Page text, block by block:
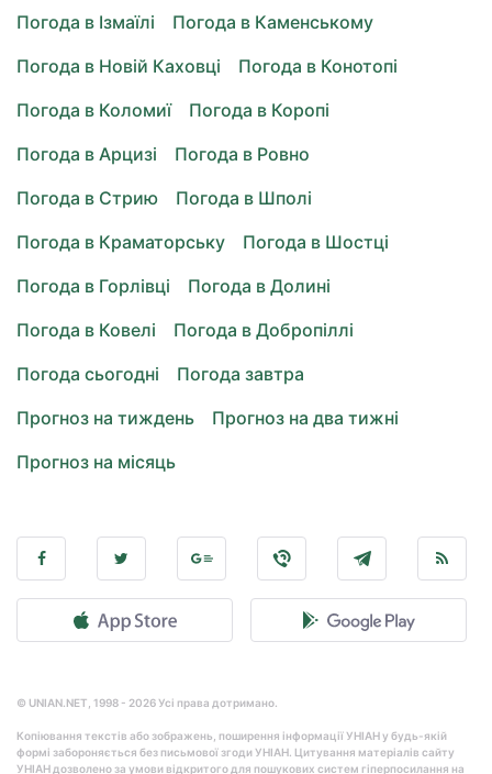
Погода в Ізмаїлі
Погода в Каменському
Погода в Новій Каховці
Погода в Конотопі
Погода в Коломиї
Погода в Коропі
Погода в Арцизі
Погода в Ровно
Погода в Стрию
Погода в Шполі
Погода в Краматорську
Погода в Шостці
Погода в Горлівці
Погода в Долині
Погода в Ковелі
Погода в Добропіллі
Погода сьогодні
Погода завтра
Прогноз на тиждень
Прогноз на два тижні
Прогноз на місяць
© UNIAN.NET, 1998 - 2026 Усі права дотримано.
Копіювання текстів або зображень, поширення інформації УНІАН у будь-якій
формі забороняється без письмової згоди УНІАН. Цитування матеріалів сайту
УНІАН дозволено за умови відкритого для пошукових систем гіперпосилання на